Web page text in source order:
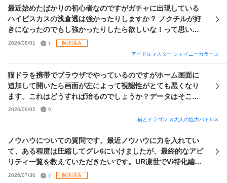
最近始めたばかりの初心者なのですがガチャに出現している
ハイビスカスの浅倉透は強かったりしますか？ ノクチルが好
きになったのでもし強かったりしたら欲しいな！って思いま
す。
2026/08/01 1
解決済み
アイドルマスター シャイニーカラーズ
猫ドラを携帯でブラウザでやっているのですがホーム画面に
追加して開いたら画面が左によって視認性がとても悪くなり
ます。これはどうすれば治るのでしょうか？データはそこそ
こやっており消したくはないですよろしくお願いいたします
2026/08/02
0
猫とドラゴン ⚔大人の協力バトル⚔
ノウハウについての質問です。最近ノウハウに力を入れてい
て、ある程度は圧縮してグレ6にいけましたが、最終的なアビ
リティ一覧を教えていただきたいです。UR凛世でVi特化編成
を組んでいます。
2026/07/30 1
解決済み